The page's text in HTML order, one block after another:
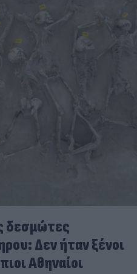
δεσμώτες
Δεν ήταν ξένοι
Αθηναίοι